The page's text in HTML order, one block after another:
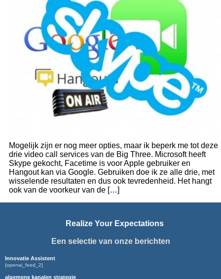
Mogelijk zijn er nog meer opties, maar ik beperk me tot deze
drie video call services van de Big Three. Microsoft heeft
Skype gekocht, Facetime is voor Apple gebruiker en
Hangout kan via Google. Gebruiken doe ik ze alle drie, met
wisselende resultaten en dus ook tevredenheid. Het hangt
ook van de voorkeur van de […]
Realize Your Expectations
Een selectie van onze berichten
Innovatie Assistent
{openai_feed_2}
algemene kanalen strategie